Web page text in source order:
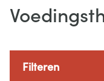
Filteren